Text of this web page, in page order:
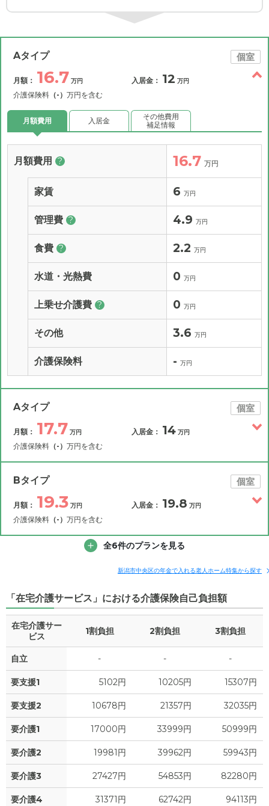
Aタイプ 個室
月額： 16.7 万円
介護保険料 （-） 万円を含む
入居金： 12 万円
月額費用 入居金
その他費用
補足情報
月額費用 ? 16.7 万円
家賃 6 万円
管理費 ? 4.9 万円
食費 ? 2.2 万円
水道・光熱費 0 万円
上乗せ介護費 ? 0 万円
その他 3.6 万円
介護保険料 - 万円
Aタイプ 個室
月額： 17.7 万円
介護保険料 （-） 万円を含む
入居金： 14 万円
月額費用 17.7
7 万円
4.9 万円
食費 ? 2.2 万円
水道・光熱費 0
?
その他 3.6
介護保険料 -
Bタイプ 個室
月額： 19.3 万円
介護保険料 （-） 万円を含む
入居金： 19.8 万円
入居金
その他費用
補足情報
家賃 9.9 万円
管理費 ? 4.9 万円
食費 ? 0.9
水道・光熱費 0 万円
上乗せ介護費 ? 0 万円
その他 3.6
介護保険料 - 万円
全6件のプランを見る
新潟市中央区の年金で入れる老人ホーム特集から探す
「在宅介護サービス」における介護保険自己負担額
在宅介護サー
ビス
1割負担 2割負担 3割負担
自立 - - -
要支援1 5102円 10205円 15307円
要支援2 10678円 21357円 32035円
要介護1 17000円 33999円 50999円
要介護2 19981円 39962円 59943円
要介護3 27427円 54853円 82280円
要介護4 31371円 62742円 94113円